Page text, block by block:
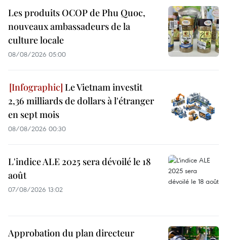
Les produits OCOP de Phu Quoc,
nouveaux ambassadeurs de la
culture locale
08/08/2026 05:00
Le Vietnam investit
2,36 milliards de dollars à l'étranger
en sept mois
08/08/2026 00:30
L'indice ALE 2025 sera dévoilé le 18
août
07/08/2026 13:02
Approbation du plan directeur